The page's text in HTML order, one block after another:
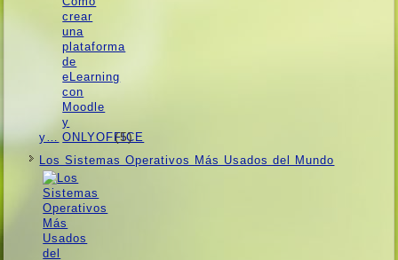
y… (5)
Los Sistemas Operativos Más Usados ​​del Mundo